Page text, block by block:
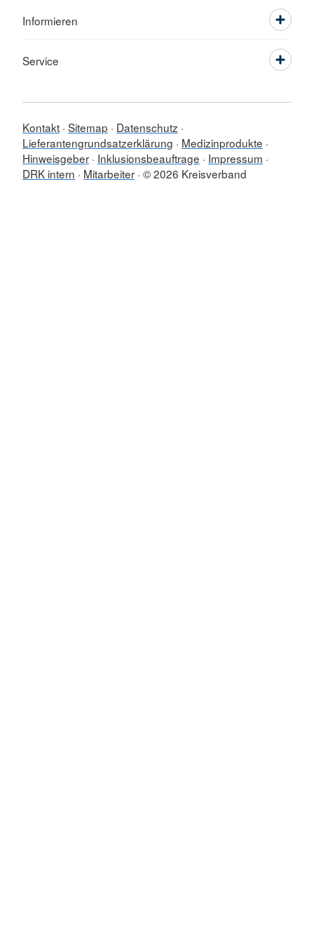
Informieren
Service
Kontakt Sitemap
Datenschutz
Lieferantengrundsatzerklärung
Medizinprodukte
Hinweisgeber Inklusionsbeauftrage
Impressum
DRK intern
Mitarbeiter © 2026 Kreisverband